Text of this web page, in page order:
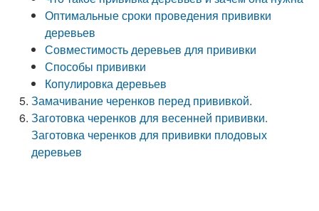
Оптимальные сроки проведения прививки
деревьев
Совместимость деревьев для прививки
Способы прививки
Копулировка деревьев
Замачивание черенков перед прививкой.
Заготовка черенков для весенней прививки.
Заготовка черенков для прививки плодовых
деревьев